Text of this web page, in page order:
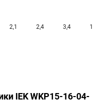
2,1 2,4 3,4 1,3
IEK WKP15-16-04-